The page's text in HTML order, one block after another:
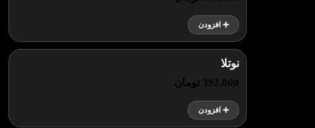
➕ افزودن
نوتلا
392,000 تومان
➕ افزودن